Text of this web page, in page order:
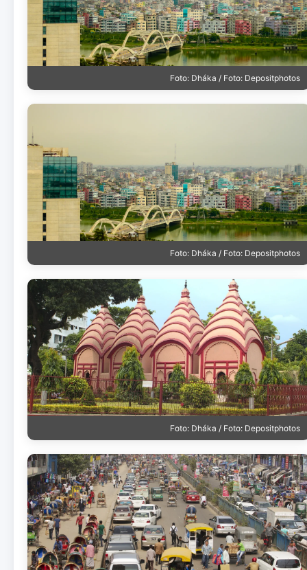
Foto: Dháka / Foto: Depositphotos
Foto: Dháka / Foto: Depositphotos
Foto: Dháka / Foto: Depositphotos